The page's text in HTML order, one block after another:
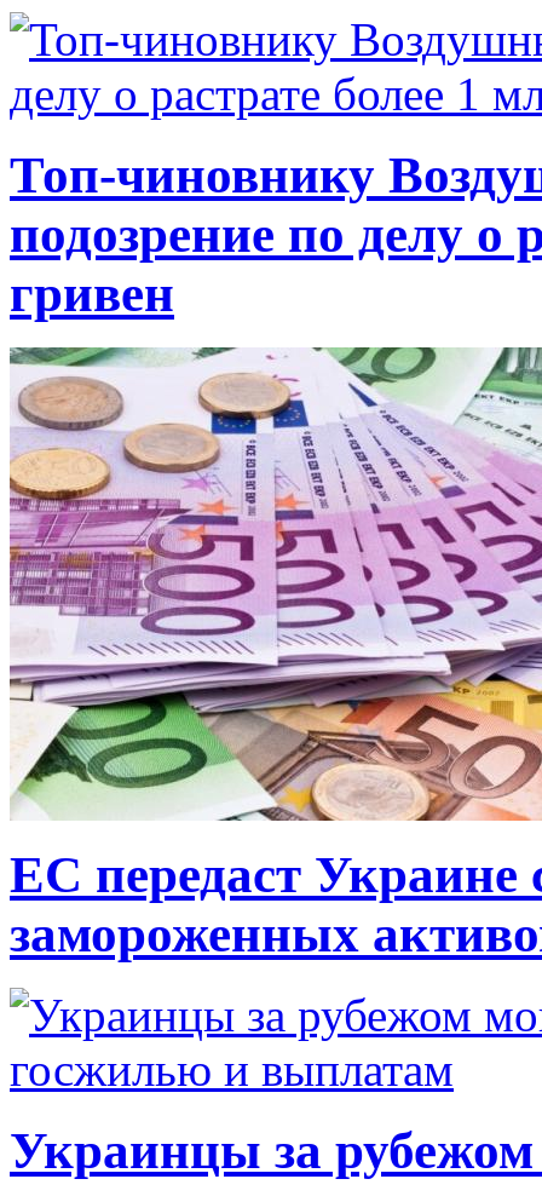
Топ-чиновнику
подозрение по делу о
гривен
ЕС передаст Украине
замороженных
Украинцы за рубежом